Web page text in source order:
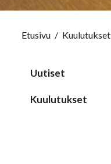
Etusivu / Kuulutukset
Uutiset
Kuulutukset